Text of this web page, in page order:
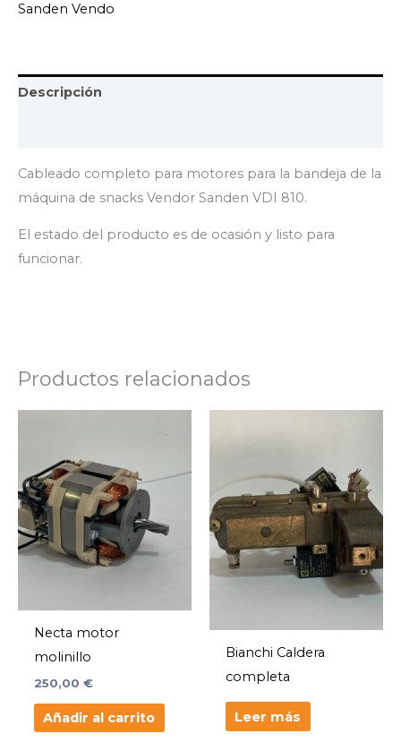
Sanden Vendo
Descripción
Cableado completo para motores para la bandeja de la
máquina de snacks Vendor Sanden VDI 810.
El estado del producto es de ocasión y listo para
funcionar.
Productos relacionados
Necta motor
molinillo
250,00 €
Añadir al carrito
Bianchi Caldera
completa
Leer más